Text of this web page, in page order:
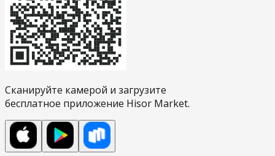
Сканируйте камерой и загрузите
бесплатное приложение Hisor Market.